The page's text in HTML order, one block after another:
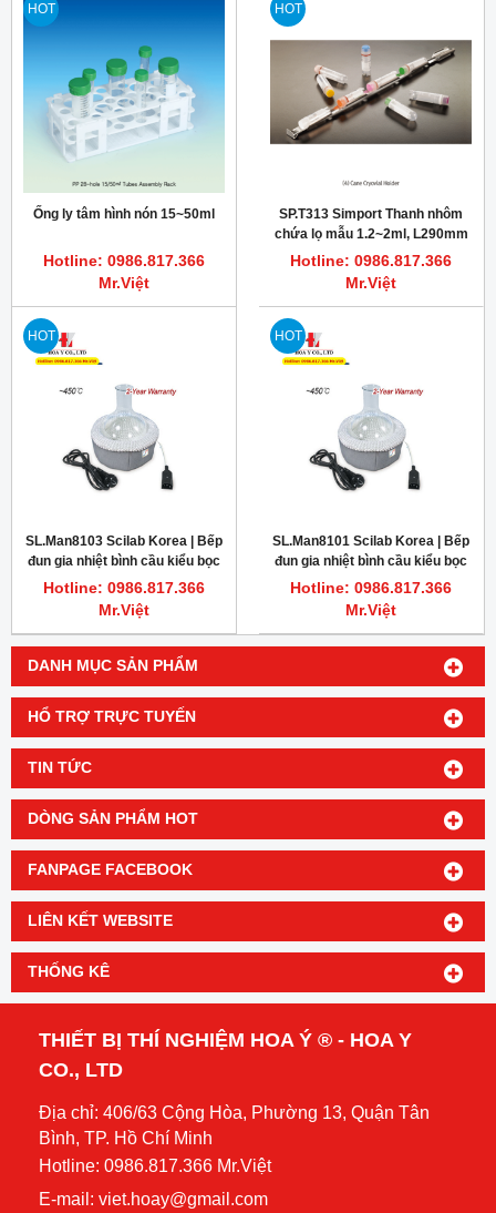
DANH MỤC SẢN PHẨM
HỔ TRỢ TRỰC TUYẾN
TIN TỨC
DÒNG SẢN PHẨM HOT
FANPAGE FACEBOOK
LIÊN KẾT WEBSITE
THỐNG KÊ
HOT
Ống ly tâm hình nón 15~50ml
Hotline: 0986.817.366
Mr.Việt
HOT
SP.T313 Simport Thanh nhôm
chứa lọ mẫu 1.2~2ml, L290mm
Hotline: 0986.817.366
Mr.Việt
HOT
SL.Man8103 Scilab Korea | Bếp
đun gia nhiệt bình cầu kiểu bọc
vải 250ml
Hotline: 0986.817.366
Mr.Việt
HOT
SL.Man8101 Scilab Korea | Bếp
đun gia nhiệt bình cầu kiểu bọc
vải 50ml
Hotline: 0986.817.366
Mr.Việt
THIẾT BỊ THÍ NGHIỆM HOA Ý ® - HOA Y
CO., LTD
Địa chỉ: 406/63 Cộng Hòa, Phường 13, Quận Tân
Bình, TP. Hồ Chí Minh
Hotline: 0986.817.366 Mr.Việt
E-mail: viet.hoay@gmail.com